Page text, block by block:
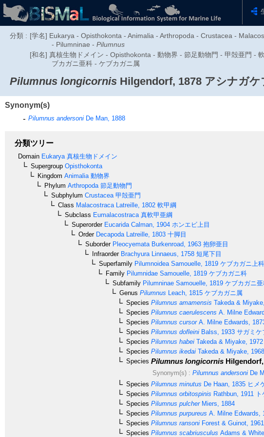
分類 : [学名] Eukarya - Opisthokonta - Animalia - Arthropoda - Crustacea -
- Pilumninae - Pilumnus
[和名] 真核生物ドメイン - Opisthokonta - 動物界 - 節足動物門 - 甲殻亜門 -
ブカガニ亜科 - ケブカガニ属
Pilumnus longicornis Hilgendorf, 1878 アシナガケ
Synonym(s)
Pilumnus andersoni De Man, 1888
分類ツリー
Domain Eukarya 真核生物ドメイン
Supergroup Opisthokonta
Kingdom Animalia 動物界
Phylum Arthropoda 節足動物門
Subphylum Crustacea 甲殻亜門
Class Malacostraca Latreille, 1802 軟甲綱
Subclass Eumalacostraca 真軟甲亜綱
SuperorderEucarida Calman, 1904 ホンエビ上目
OrderDecapoda Latreille, 1803 十脚目
SuborderPleocyemata Burkenroad, 1963 抱卵亜目
InfraorderBrachyura Linnaeus, 1758 短尾下目
Superfamily Pilumnoidea Samouelle, 1819 ケブカガニ上科
Family Pilumnidae Samouelle, 1819 ケブカガニ科
Subfamily Pilumninae Samouelle, 1819 ケブカガニ
Genus Pilumnus Leach, 1815 ケブカガニ属
Species Pilumnus amamensis Takeda &
Species Pilumnus caerulescens A. Milne
Species Pilumnus cursorA. Milne Edwards,
Species Pilumnus dofleini Balss, 1933 サガミケ
Species Pilumnus habei Takeda & Miyake, 1972
Species Pilumnus ikedai Takeda & Miyake, 1968
Species Pilumnus longicornis Hilgendorf,
Synonym(s) : Pilumnus andersoniDe
Species Pilumnus minutus De Haan, 1835 ヒメ
Species Pilumnus orbitospinis Rathbun, 1911
Species Pilumnus pulcherMiers, 1884
Species Pilumnus purpureus A. Milne Edwards,
Species Pilumnus ransoni Forest & Guinot, 1961
Species Pilumnus scabriusculus Adams &